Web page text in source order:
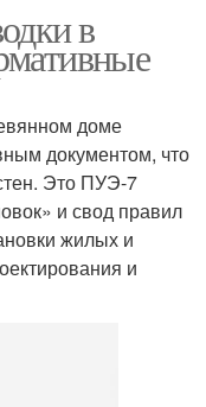
в
доме
документом, что
Это ПУЭ-7
и свод правил
жилых и
и